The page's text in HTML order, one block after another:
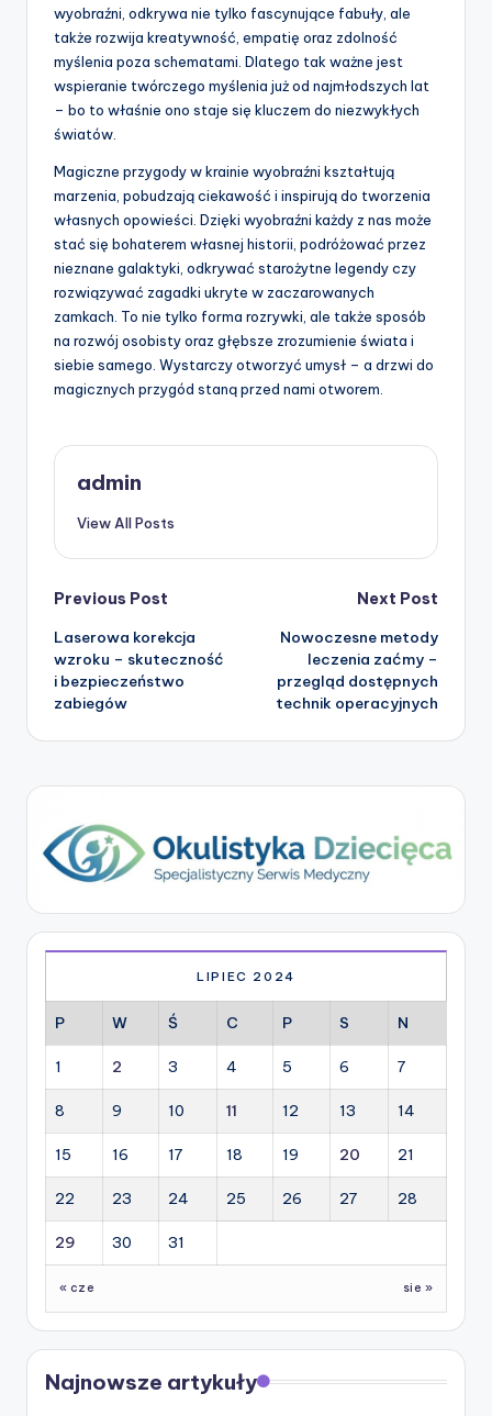
wyobraźni, odkrywa nie tylko fascynujące fabuły, ale
także rozwija kreatywność, empatię oraz zdolność
myślenia poza schematami. Dlatego tak ważne jest
wspieranie twórczego myślenia już od najmłodszych lat
– bo to właśnie ono staje się kluczem do niezwykłych
światów.
Magiczne przygody w krainie wyobraźni kształtują
marzenia, pobudzają ciekawość i inspirują do tworzenia
własnych opowieści. Dzięki wyobraźni każdy z nas może
stać się bohaterem własnej historii, podróżować przez
nieznane galaktyki, odkrywać starożytne legendy czy
rozwiązywać zagadki ukryte w zaczarowanych
zamkach. To nie tylko forma rozrywki, ale także sposób
na rozwój osobisty oraz głębsze zrozumienie świata i
siebie samego. Wystarczy otworzyć umysł – a drzwi do
magicznych przygód staną przed nami otworem.
admin
View All Posts
Post
navigation
Previous Post
Laserowa korekcja
wzroku – skuteczność
i bezpieczeństwo
zabiegów
Next Post
Nowoczesne metody
leczenia zaćmy –
przegląd dostępnych
technik operacyjnych
LIPIEC 2024
P W Ś C P S N
1 2 3 4 5 6 7
8 9 10 11 12 13 14
15 16 17 18 19 20 21
22 23 24 25 26 27 28
29 30 31
« cze sie »
Najnowsze artykuły